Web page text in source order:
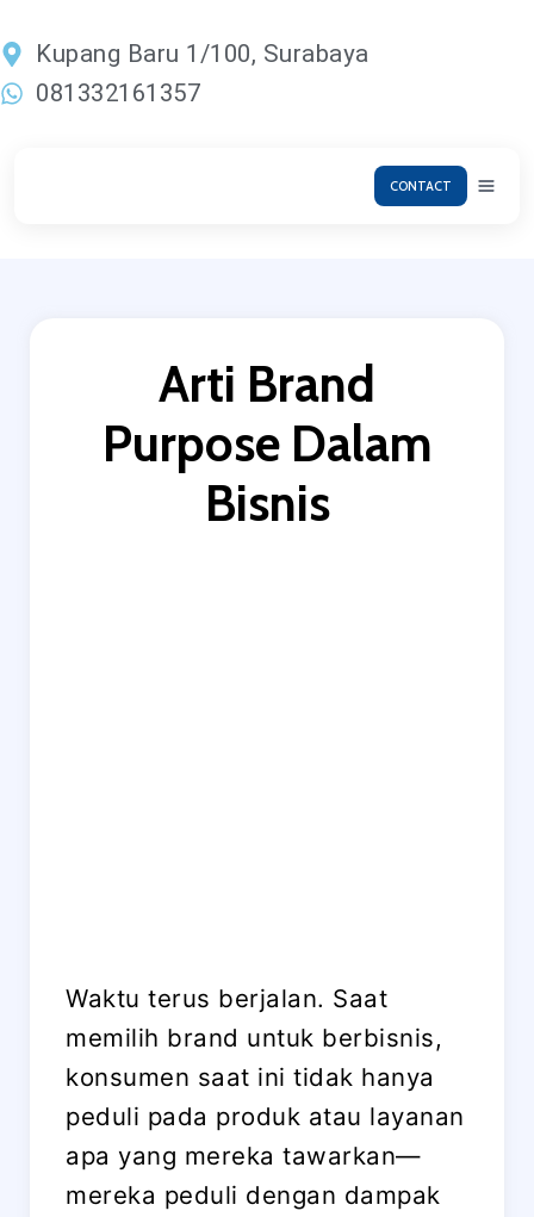
ke
konten
Kupang Baru 1/100, Surabaya
081332161357
CONTACT
Arti Brand
Purpose Dalam
Bisnis
Waktu terus berjalan. Saat
memilih brand untuk berbisnis,
konsumen saat ini tidak hanya
peduli pada produk atau layanan
apa yang mereka tawarkan—
mereka peduli dengan dampak